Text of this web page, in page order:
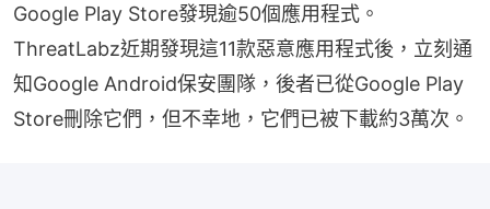
Google Play Store發現逾50個應用程式。
ThreatLabz近期發現這11款惡意應用程式後，立刻通
知Google Android保安團隊，後者已從Google Play
Store刪除它們，但不幸地，它們已被下載約3萬次。